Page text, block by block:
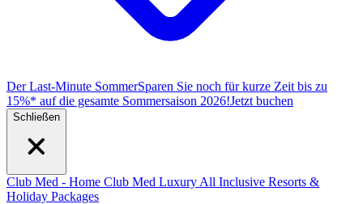
Der Last-Minute SommerSparen Sie noch für kurze Zeit bis zu
15%* auf die gesamte Sommersaison 2026!Jetzt buchen
Schließen
Club Med - Home Club Med Luxury All Inclusive Resorts &
Holiday Packages